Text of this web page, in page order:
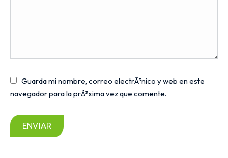
Guarda mi nombre, correo electrÃ³nico y web en este
navegador para la prÃ³xima vez que comente.
ENVIAR